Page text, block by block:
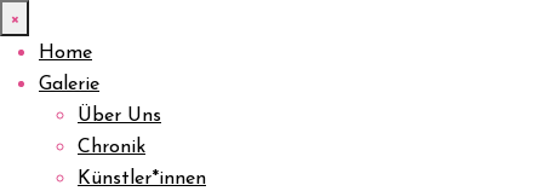
×
Home
Galerie
Über Uns
Chronik
Künstler*innen